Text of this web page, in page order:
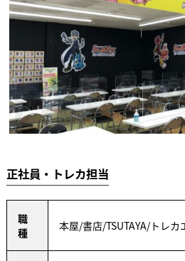
正社員・トレカ担当
職
種
本屋/書店/TSUTAYA/トレカ